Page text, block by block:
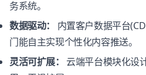
务系统。
数据驱动：
内置客户数据平台
门能自主实现个性化内容推送。
灵活可扩展：
云端平台模块化设